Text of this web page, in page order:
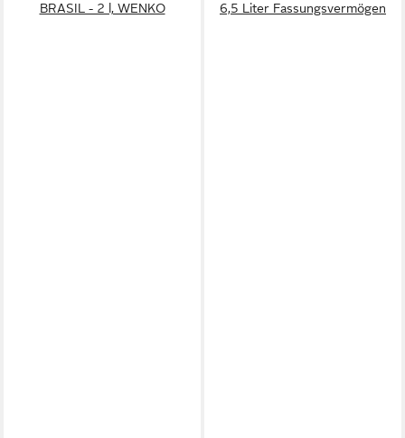
BRASIL - 2 l, WENKO
6,5 Liter Fassungsvermögen